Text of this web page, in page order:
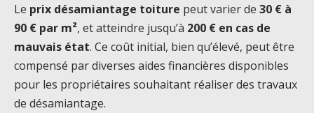
Le prix désamiantage toiture peut varier de 30 € à
90 € par m², et atteindre jusqu’à 200 € en cas de
mauvais état. Ce coût initial, bien qu’élevé, peut être
compensé par diverses aides financières disponibles
pour les propriétaires souhaitant réaliser des travaux
de désamiantage.